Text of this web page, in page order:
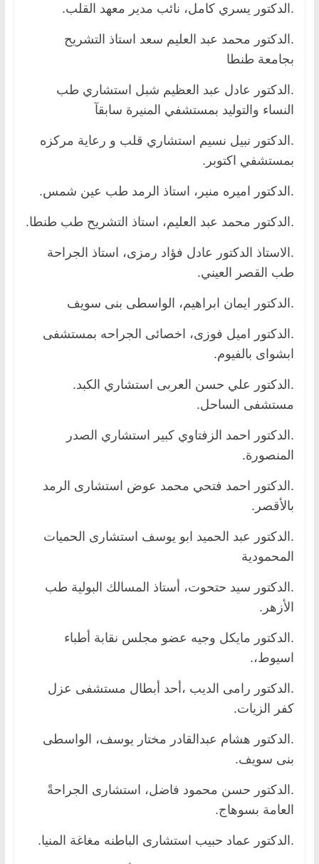
.الدكتور يسري كامل، نائب مدير معهد القلب.
.الدكتور محمد عبد العليم سعد استاذ التشريح
بجامعة طنطا
.الدكتور عادل عبد العظيم شبل استشاري طب
النساء والتوليد بمستشفي المنيرة سابقآ
.الدكتور نبيل نسيم استشاري قلب و رعاية مركزه
بمستشفي اكتوبر.
.الدكتور اميره منير، استاذ الرمد طب عين شمس.
.الدكتور محمد عبد العليم، استاذ التشريح طب طنطا.
.الاستاذ الدكتور عادل فؤاد رمزى، استاذ الجراحة
طب القصر العيني.
.الدكتور ايمان ابراهيم، الواسطى بنى سويف
.الدكتور اميل فوزى، اخصائى الجراحه بمستشفى
ابشواى بالفيوم.
.الدكتور علي حسن العربى استشاري الكبد.
مستشفى الساحل.
.الدكتور احمد الزفتاوي كبير استشاري الصدر
المنصورة.
.الدكتور احمد فتحي محمد عوض استشارى الرمد
بالأقصر.
.الدكتور عبد الحميد ابو يوسف استشارى الحميات
المحمودية
.الدكتور سيد حتحوت، أستاذ المسالك البولية طب
الأزهر.
.الدكتور مايكل وجيه عضو مجلس نقابة أطباء
اسيوط،.
.الدكتور رامى الديب ،أحد أبطال مستشفى عزل
كفر الزيات.
.الدكتور هشام عبدالقادر مختار يوسف، الواسطى
بنى سويف.
.الدكتور حسن محمود فاضل، استشارى الجراحةً
العامة بسوهاج.
.الدكتور عماد حبيب استشارى الباطنه مغاغة المنيا.